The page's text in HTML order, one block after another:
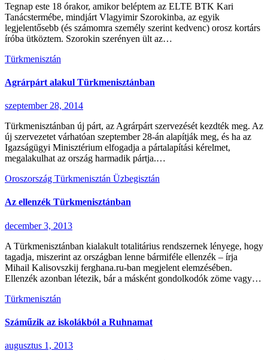
Tegnap este 18 órakor, amikor beléptem az ELTE BTK Kari
Tanácstermébe, mindjárt Vlagyimir Szorokinba, az egyik
legjelentősebb (és számomra személy szerint kedvenc) orosz kortárs
íróba ütköztem. Szorokin szerényen ült az…
Türkmenisztán
Agrárpárt alakul Türkmenisztánban
szeptember 28, 2014
Türkmenisztánban új párt, az Agrárpárt szervezését kezdték meg. Az
új szervezetet várhatóan szeptember 28-án alapítják meg, és ha az
Igazságügyi Minisztérium elfogadja a pártalapítási kérelmet,
megalakulhat az ország harmadik pártja.…
Oroszország Türkmenisztán Üzbegisztán
Az ellenzék Türkmenisztánban
december 3, 2013
A Türkmenisztánban kialakult totalitárius rendszernek lényege, hogy
tagadja, miszerint az országban lenne bármiféle ellenzék – írja
Mihail Kalisovszkij ferghana.ru-ban megjelent elemzésében.
Ellenzék azonban létezik, bár a másként gondolkodók zöme vagy…
Türkmenisztán
Száműzik az iskolákból a Ruhnamat
augusztus 1, 2013